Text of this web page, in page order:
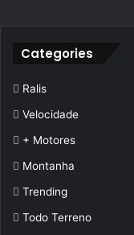
Categories
Ralis
Velocidade
+ Motores
Montanha
Trending
Todo Terreno